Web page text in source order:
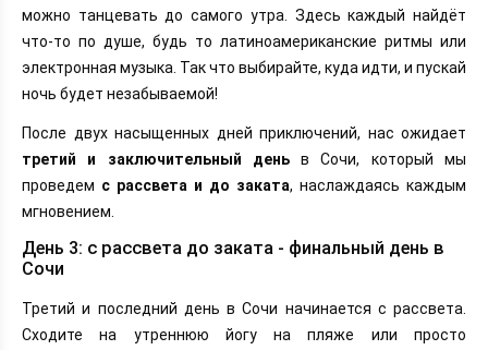
можно танцевать до самого утра. Здесь каждый найдёт
что-то по душе, будь то латиноамериканские ритмы или
электронная музыка. Так что выбирайте, куда идти, и пускай
ночь будет незабываемой!
После двух насыщенных дней приключений, нас ожидает
третий и заключительный деньв Сочи, который мы
проведем с рассвета и до заката, наслаждаясь каждым
мгновением.
День 3: с рассвета до заката - финальный день в
Сочи
Третий и последний день в Сочи начинается с рассвета.
Сходите на утреннюю йогу на пляже или просто